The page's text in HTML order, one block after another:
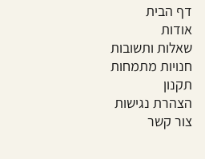
דף הבית
אודות
שאלות ותשובות
חנויות מתמחות
תקנון
הצהרת נגישות
צור קשר